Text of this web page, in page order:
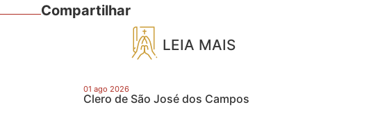
Compartilhar
LEIA MAIS
01 ago 2026
Clero de São José dos Campos